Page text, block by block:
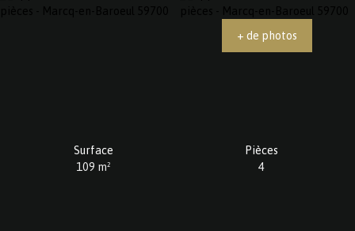
+ de photos
Surface
109 m²
Pièces
4